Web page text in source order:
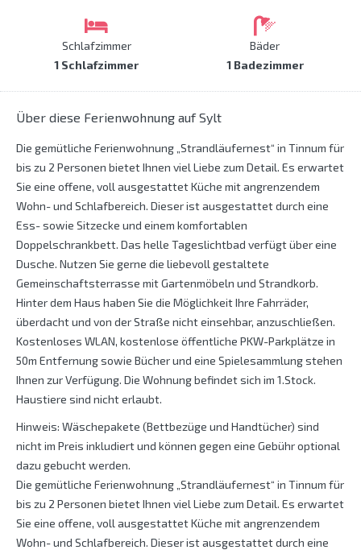
Schlafzimmer
1 Schlafzimmer
Bäder
1 Badezimmer
Über diese Ferienwohnung auf Sylt
Die gemütliche Ferienwohnung „Strandläufernest“ in Tinnum für
bis zu 2 Personen bietet Ihnen viel Liebe zum Detail. Es erwartet
Sie eine offene, voll ausgestattet Küche mit angrenzendem
Wohn- und Schlafbereich. Dieser ist ausgestattet durch eine
Ess- sowie Sitzecke und einem komfortablen
Doppelschrankbett. Das helle Tageslichtbad verfügt über eine
Dusche. Nutzen Sie gerne die liebevoll gestaltete
Gemeinschaftsterrasse mit Gartenmöbeln und Strandkorb.
Hinter dem Haus haben Sie die Möglichkeit Ihre Fahrräder,
überdacht und von der Straße nicht einsehbar, anzuschließen.
Kostenloses WLAN, kostenlose öffentliche PKW-Parkplätze in
50m Entfernung sowie Bücher und eine Spielesammlung stehen
Ihnen zur Verfügung. Die Wohnung befindet sich im 1.Stock.
Haustiere sind nicht erlaubt.
Hinweis: Wäschepakete (Bettbezüge und Handtücher) sind
nicht im Preis inkludiert und können gegen eine Gebühr optional
dazu gebucht werden.
Die gemütliche Ferienwohnung „Strandläufernest“ in Tinnum für
bis zu 2 Personen bietet Ihnen viel Liebe zum Detail. Es erwartet
Sie eine offene, voll ausgestattet Küche mit angrenzendem
Wohn- und Schlafbereich. Dieser ist ausgestattet durch eine